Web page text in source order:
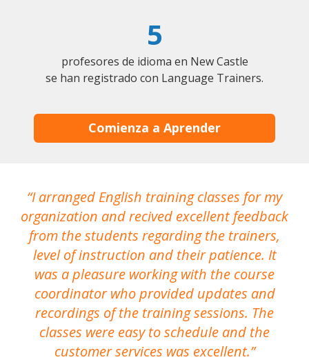
5
profesores de idioma en New Castle
se han registrado con Language Trainers.
Comienza a Aprender
I arranged English training classes for my
organization and recived excellent feedback
from the students regarding the trainers,
level of instruction and their patience. It
was a pleasure working with the course
coordinator who provided updates and
recordings of the training sessions. The
classes were easy to schedule and the
customer services was excellent.